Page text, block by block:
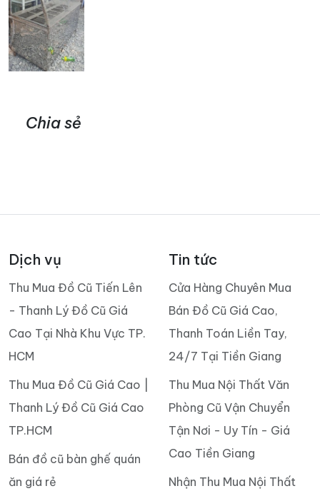
Chia sẻ
Dịch vụ
Thu Mua Đồ Cũ Tiến Lên
- Thanh Lý Đồ Cũ Giá
Cao Tại Nhà Khu Vực TP.
HCM
Thu Mua Đồ Cũ Giá Cao |
Thanh Lý Đồ Cũ Giá Cao
TP.HCM
Bán đồ cũ bàn ghế quán
ăn giá rẻ
Tin tức
Cửa Hàng Chuyên Mua
Bán Đồ Cũ Giá Cao,
Thanh Toán Liền Tay,
24/7 Tại Tiền Giang
Thu Mua Nội Thất Văn
Phòng Cũ Vận Chuyển
Tận Nơi - Uy Tín - Giá
Cao Tiền Giang
Nhận Thu Mua Nội Thất